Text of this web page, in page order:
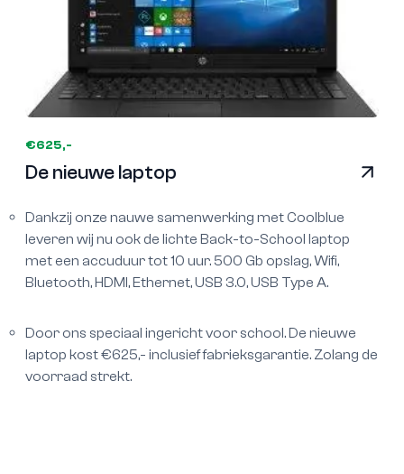
€625,-
De nieuwe laptop
Dankzij onze nauwe samenwerking met Coolblue
leveren wij nu ook de lichte Back-to-School laptop
met een accuduur tot 10 uur. 500 Gb opslag, Wifi,
Bluetooth, HDMI, Ethernet, USB 3.0, USB Type A.
Door ons speciaal ingericht voor school. De nieuwe
laptop kost €625,- inclusief fabrieksgarantie. Zolang de
voorraad strekt.